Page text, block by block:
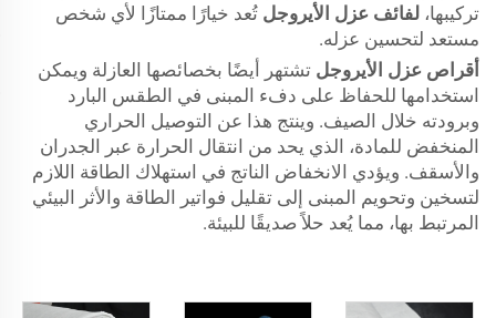
تركيبها، لفائف عزل الأيروجل تُعد خيارًا ممتازًا لأي شخص
مستعد لتحسين عزله.
أقراص عزل الأيروجل تشتهر أيضًا بخصائصها العازلة ويمكن
استخدامها للحفاظ على دفء المبنى في الطقس البارد
وبرودته خلال الصيف. وينتج هذا عن التوصيل الحراري
المنخفض للمادة، الذي يحد من انتقال الحرارة عبر الجدران
والأسقف. ويؤدي الانخفاض الناتج في استهلاك الطاقة اللازم
لتسخين وتحويم المبنى إلى تقليل فواتير الطاقة والأثر البيئي
المرتبط بها، مما يُعد حلاً صديقًا للبيئة.